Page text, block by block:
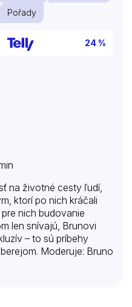
Pořady
24 %
na životné cesty ľudí,
ktorí po nich kráčali
nich budovanie
len snívajú, Brunovi
– to sú príbehy
Moderuje: Bruno